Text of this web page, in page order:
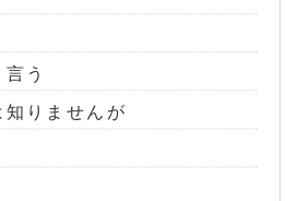
う
りませんが